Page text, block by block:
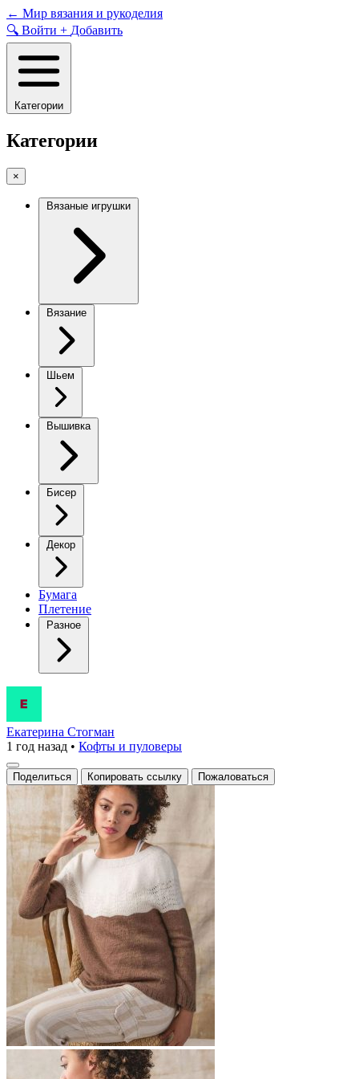
Skip
to
content
← Мир вязания и рукоделия
🔍 Войти + Добавить
Категории
Категории
×
Вязаные игрушки
Вязание
Шьем
Вышивка
Бисер
Декор
Бумага
Плетение
Разное
Свитер
с
уникальным
градиентным
дизайном
и
изысканным
ажурным
узором
на
груди
напоминает
мне
теплых
вечерах,
проведенных
Екатерина Стогман
1 год назад • Кофты и пуловеры
Поделиться Копировать ссылку Пожаловаться